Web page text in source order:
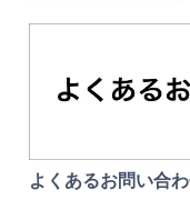
よくあるお問い合